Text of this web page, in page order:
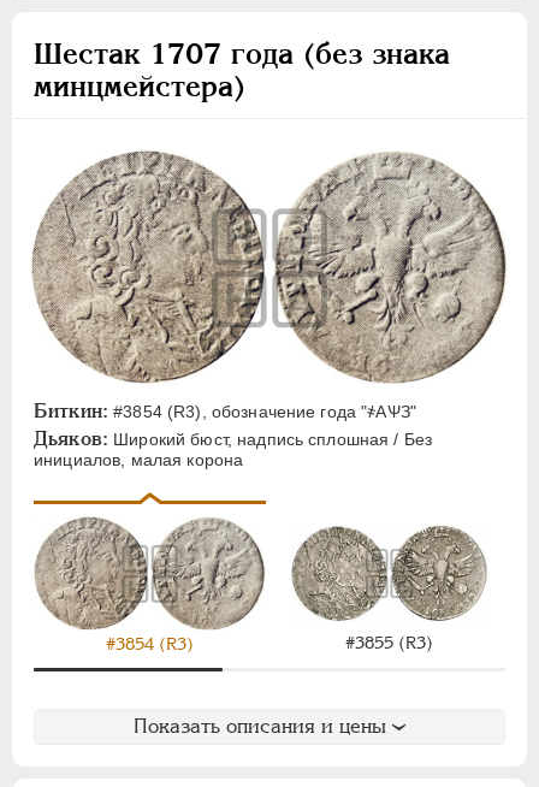
Шестак 1707 года (без знака
минцмейстера)
Биткин: #3854 (R3), обозначение года "҂АѰЗ"
Дьяков: Широкий бюст, надпись сплошная / Без
инициалов, малая корона
#3854 (R3) #3855 (R3)
Показать описания и цены